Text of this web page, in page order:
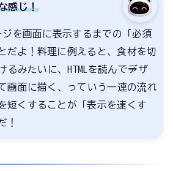
感じ！
ジを画面に表示するまでの「必須
だよ！料理に例えると、食材を切
るみたいに、HTMLを読んで→デザ
→画面に描く、っていう一連の流れ
短くすることが「表示を速くす
！